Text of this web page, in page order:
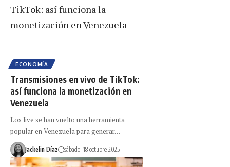
ECONOMÍA
Transmisiones en vivo de TikTok:
así funciona la monetización en
Venezuela
Los live se han vuelto una herramienta
popular en Venezuela para generar…
Jackelin Díaz sábado, 18 octubre 2025